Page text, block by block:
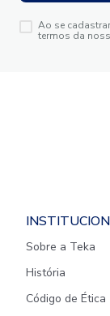
Ao se
termos da
Sobre a Teka
História
Código de Ética